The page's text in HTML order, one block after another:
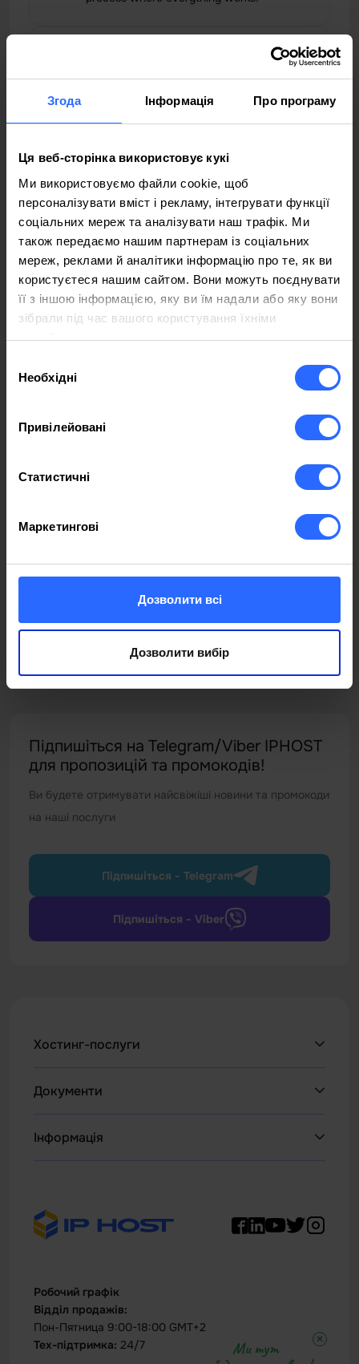
Згода Інформація Про програму
Ця веб-сторінка використовує кукі
Ми використовуємо файли cookie, щоб
персоналізувати вміст і рекламу, інтегрувати функції
соціальних мереж та аналізувати наш трафік. Ми
також передаємо нашим партнерам із соціальних
мереж, реклами й аналітики інформацію про те, як ви
користуєтеся нашим сайтом. Вони можуть поєднувати
її з іншою інформацією, яку ви їм надали або яку вони
зібрали під час вашого користування їхніми
службами.
згоди
Необхідні
Привілейовані
Статистичні
Маркетингові
Дозволити всі
Дозволити вибір
maintenance services of computer
technology for several months and I can
Vitalie Plamadeala, Fondator, PROTV
The website of our television station ProTV
needs a professional approach to the
quality of IT services, we need to be online
regardless of [ ... ]
Cristina Vîzîi
The best experience with IP Host! Reliable
uptime. I highly recommend!
Підпишіться на Telegram/Viber IPHOST
для пропозицій та промокодів!
Ви будете отримувати найсвіжіші новини та промокоди
на наші послуги
Підпишіться - Telegram
Підпишіться - Viber
Ми тут
×
Хостинг-послуги
Усі VPS
VDS серверы
Cервери HDD (SATA)
Документи
Acceptable Use Policy (AUP)
Інформація
Дата-центр
Робочий графік
Відділ продажів:
Пон-Пятница 9:00-18:00 GMT+2
Тех-підтримка: 24/7